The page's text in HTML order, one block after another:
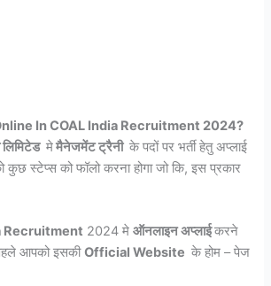
In COAL India Recruitment 2024?
लिमिटेड मेमैनेजमेंट ट्रैनी के पदों पर भर्ती हेतु अप्लाई
कुछ स्टेप्स को फॉलो करना होगा जो कि, इस प्रकार
Recruitment 2024 मेऑनलाइन अप्लाईकरने
आपको इसकीOfficial Website के होम – पेज